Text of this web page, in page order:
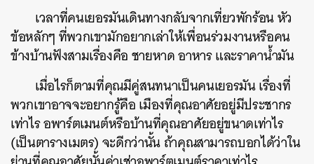
เวลาที่คนเยอรมันเดินทางกลับจากเที่ยวพักร้อน หัว
ข้อหลักๆ ที่พวกเขามักอยากเล่าให้เพื่อนร่วมงานหรือคน
ข้างบ้านฟังสามเรื่องคือ ชายหาด อาหาร และราคาน้ำมัน
เมื่อไรก็ตามที่คุณมีคู่สนทนาเป็นคนเยอรมัน เรื่องที่
พวกเขาอาจจะอยากรู้คือ เมืองที่คุณอาศัยอยู่มีประชากร
เท่าไร อพาร์ตเมนต์หรือบ้านที่คุณอาศัยอยู่ขนาดเท่าไร
(เป็นตารางเมตร) จะดีกว่านั้น ถ้าคุณสามารถบอกได้ว่าใน